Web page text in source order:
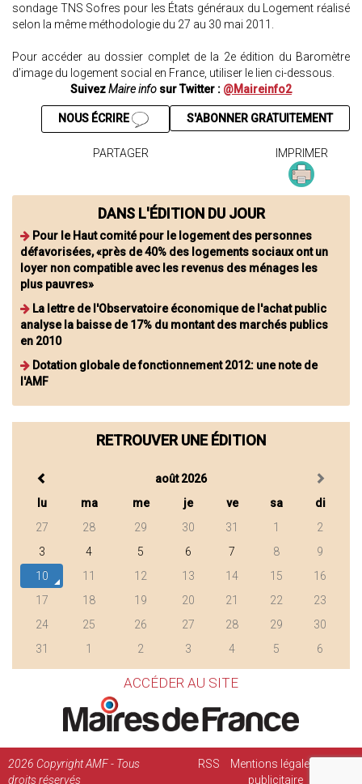
sondage TNS Sofres pour les États généraux du Logement réalisé
selon la même méthodologie du 27 au 30 mai 2011.
Pour accéder au dossier complet de la 2e édition du Baromètre
d’image du logement social en France, utiliser le lien ci-dessous.
SuivezMaire info sur Twitter : @Maireinfo2
S'ABONNER GRATUITEMENT
NOUS ÉCRIRE
PARTAGER IMPRIMER
DANS L'ÉDITION DU JOUR
Pour le Haut comité pour le logement des personnes
défavorisées, «près de 40% des logements sociaux ont un
loyer non compatible avec les revenus des ménages les
plus pauvres»
La lettre de l'Observatoire économique de l'achat public
analyse la baisse de 17% du montant des marchés publics
en 2010
Dotation globale de fonctionnement 2012: une note de
l'AMF
RETROUVER UNE ÉDITION
août 2026
lu
ma me je ve sa
di
27
28 29 30 31 1
2
3
4 5 6 7 8
9
10
11 12 13 14 15
16
17
18 19 20 21 22
23
24
25 26 27 28 29
30
31
1 2 3 4 5 6
ACCÉDER AU SITE
2026 Copyright AMF - Tous
droits réservés
RSS Mentions légales
publicitaire